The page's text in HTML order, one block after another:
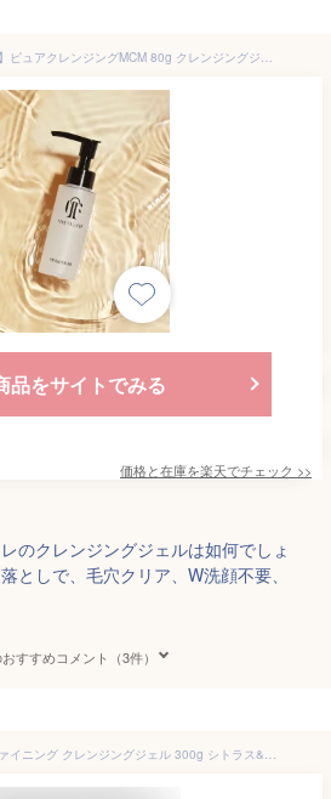
【ピュアフラーレ 公式】ピュアクレンジングMCM 80g クレンジングジェル メイク落とし 美容液クレンジング 毛穴クリア W洗顔不要 濡れた手でもOK！ マツエクOK！ フラーレン配合 植物由来 海洋ミネラルMCM
品をサイトでみる
価格と在庫を楽天でチェック >>
のクレンジングジェルは如何でしょ
としで、毛穴クリア、W洗顔不要、
すすめコメント（3件）
クレージュ スキンリファイニング クレンジングジェル 300g シトラス&クラリセージの香り CLAYGE クレンジング [6659] 送料無料 W洗顔不要 まつエクOK 濡れた手OK